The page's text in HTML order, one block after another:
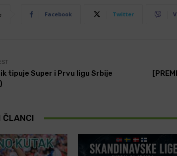
Facebook Twitter
tipuje Super i Prvu ligu Srbije
ČLANCI